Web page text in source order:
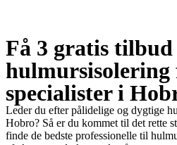
Få 3 gratis tilbud
hulmursisolering
specialister i
Leder du efter pålidelige og dygtige
Hobro? Så er du kommet til det rette
finde de bedste professionelle til